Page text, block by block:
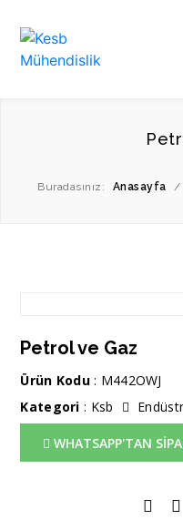
Buradasınız: Anasayfa /
Petrol ve Gaz
Ürün Kodu: M442OWJ
Kategori : Ksb
WHATSAPP'TAN